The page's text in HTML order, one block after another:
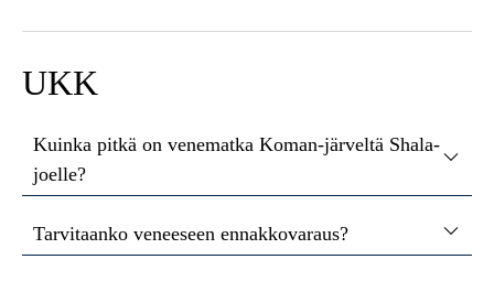
UKK
Kuinka pitkä on venematka Koman-järveltä Shala-
joelle?
Tarvitaanko veneeseen ennakkovaraus?